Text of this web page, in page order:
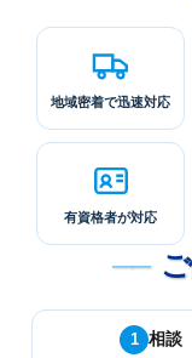
地域密着で迅速対応
有資格者が対応
1 相談